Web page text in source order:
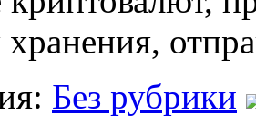
хранения,
Без рубрики